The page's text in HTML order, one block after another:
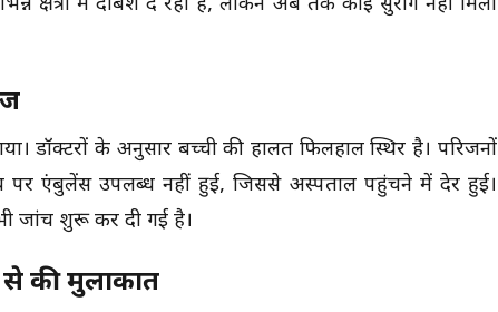
क्षेत्रों में दबिश दे रही हैं, लेकिन अब तक कोई सुराग नहीं मिला
डॉक्टरों के अनुसार बच्ची की हालत फिलहाल स्थिर है। परिजनों
पर एंबुलेंस उपलब्ध नहीं हुई, जिससे अस्पताल पहुंचने में देर हुई।
जांच शुरू कर दी गई है।
से की मुलाकात